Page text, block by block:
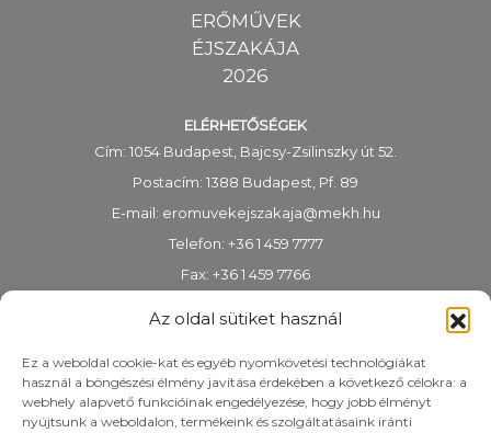
Az oldal sütiket használ
Ez a weboldal cookie-kat és egyéb nyomkövetési technológiákat
használ a böngészési élmény javítása érdekében a következő célokra: a
webhely alapvető funkcióinak engedélyezése, hogy jobb élményt
nyújtsunk a weboldalon, termékeink és szolgáltatásaink iránti
ERŐMŰVEK
ÉJSZAKÁJA
2026
ELÉRHETŐSÉGEK
Cím: 1054 Budapest, Bajcsy-Zsilinszky út 52.
Postacím: 1388 Budapest, Pf. 89
E-mail: eromuvekejszakaja@mekh.hu
Telefon: +36 1 459 7777
Fax: +36 1 459 7766